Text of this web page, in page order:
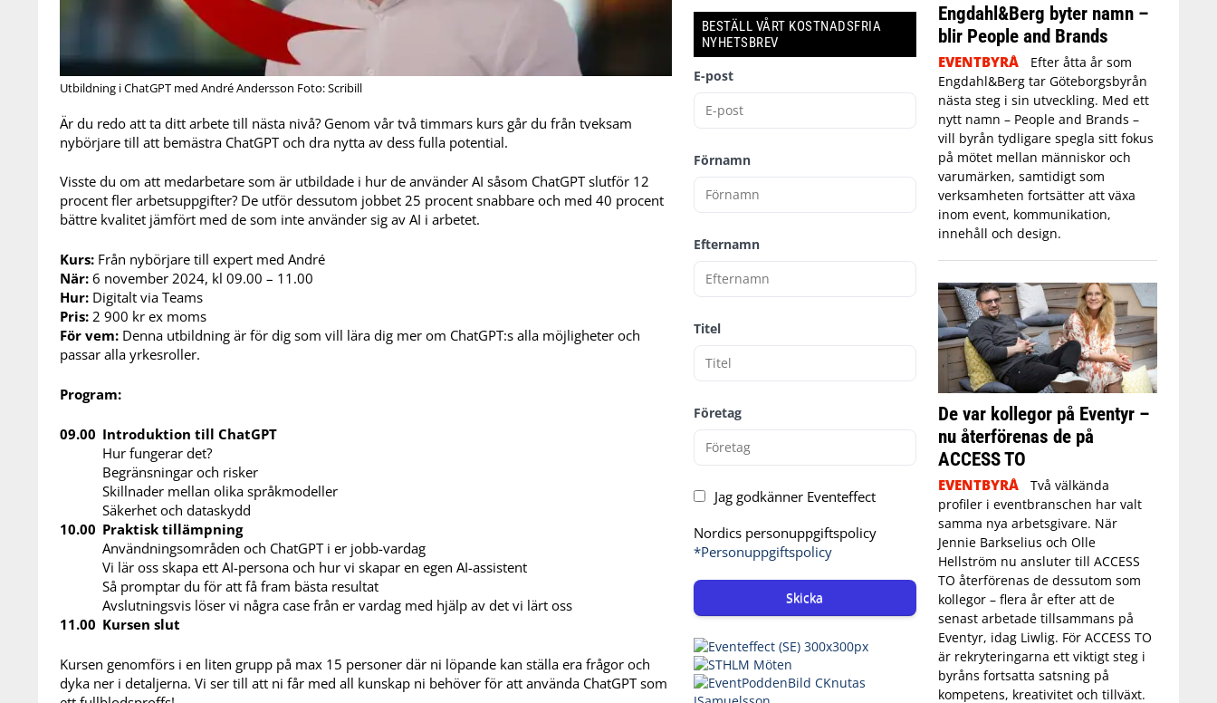
Utbildning i ChatGPT med André Andersson Foto: Scribill
Är du redo att ta ditt arbete till nästa nivå? Genom vår två timmars kurs går du från tveksam
nybörjare till att bemästra ChatGPT och dra nytta av dess fulla potential.
Visste du om att medarbetare som är utbildade i hur de använder AI såsom ChatGPT slutför 12
procent fler arbetsuppgifter? De utför dessutom jobbet 25 procent snabbare och med 40 procent
bättre kvalitet jämfört med de som inte använder sig av AI i arbetet.
Kurs: Från nybörjare till expert med André
När: 6 november 2024, kl 09.00 – 11.00
Hur: Digitalt via Teams
Pris: 2 900 kr ex moms
För vem: Denna utbildning är för dig som vill lära dig mer om ChatGPT:s alla möjligheter och
passar alla yrkesroller.
Program:
09.00 Introduktion till ChatGPT
Hur fungerar det?
Begränsningar och risker
Skillnader mellan olika språkmodeller
Säkerhet och dataskydd
10.00 Praktisk tillämpning
Användningsområden och ChatGPT i er jobb-vardag
Vi lär oss skapa ett AI-persona och hur vi skapar en egen AI-assistent
Så promptar du för att få fram bästa resultat
Avslutningsvis löser vi några case från er vardag med hjälp av det vi lärt oss
11.00 Kursen slut
Kursen genomförs i en liten grupp på max 15 personer där ni löpande kan ställa era frågor och
dyka ner i detaljerna. Vi ser till att ni får med all kunskap ni behöver för att använda ChatGPT som
BESTÄLL VÅRT KOSTNADSFRIA
NYHETSBREV
E-post
Förnamn
Efternamn
Titel
Företag
Jag godkänner Eventeffect
Nordics personuppgiftspolicy
*Personuppgiftspolicy
Skicka
Engdahl&Berg byter namn –
blir People and Brands
EVENTBYRÅ
Efter åtta år som
Engdahl&Berg tar Göteborgsbyrån
nästa steg i sin utveckling. Med ett
nytt namn – People and Brands –
vill byrån tydligare spegla sitt fokus
på mötet mellan människor och
varumärken, samtidigt som
verksamheten fortsätter att växa
inom event, kommunikation,
innehåll och design.
De var kollegor på Eventyr –
nu återförenas de på
ACCESS TO
EVENTBYRÅ
Två välkända
profiler i eventbranschen har valt
samma nya arbetsgivare. När
Jennie Barkselius och Olle
Hellström nu ansluter till ACCESS
TO återförenas de dessutom som
kollegor – flera år efter att de
senast arbetade tillsammans på
Eventyr, idag Liwlig. För ACCESS TO
är rekryteringarna ett viktigt steg i
byråns fortsatta satsning på
kompetens, kreativitet och tillväxt.